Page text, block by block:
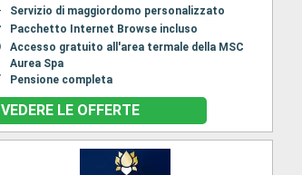
Servizio di maggiordomo personalizzato
Pacchetto Internet Browse incluso
Accesso gratuito all'area termale della MSC
Aurea Spa
Pensione completa
VEDERE LE OFFERTE